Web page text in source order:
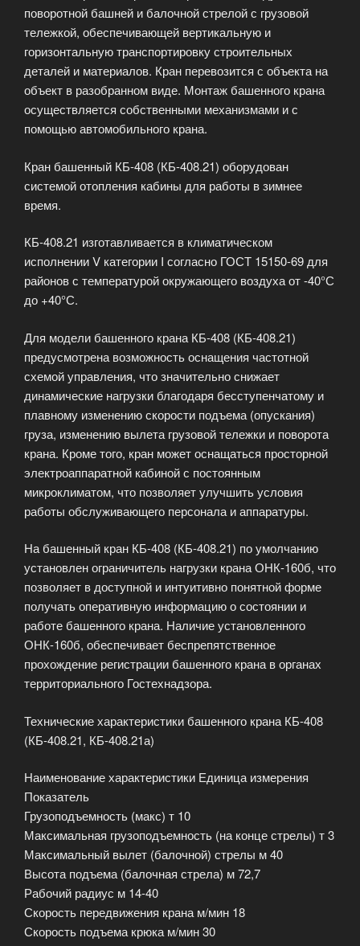
поворотной башней и балочной стрелой с грузовой
тележкой, обеспечивающей вертикальную и
горизонтальную транспортировку строительных
деталей и материалов. Кран перевозится с объекта на
объект в разобранном виде. Монтаж башенного крана
осуществляется собственными механизмами и с
помощью автомобильного крана.
Кран башенный КБ-408 (КБ-408.21) оборудован
системой отопления кабины для работы в зимнее
время.
КБ-408.21 изготавливается в климатическом
исполнении V категории I согласно ГОСТ 15150-69 для
районов с температурой окружающего воздуха от -40°С
до +40°С.
Для модели башенного крана КБ-408 (КБ-408.21)
предусмотрена возможность оснащения частотной
схемой управления, что значительно снижает
динамические нагрузки благодаря бесступенчатому и
плавному изменению скорости подъема (опускания)
груза, изменению вылета грузовой тележки и поворота
крана. Кроме того, кран может оснащаться просторной
электроаппаратной кабиной с постоянным
микроклиматом, что позволяет улучшить условия
работы обслуживающего персонала и аппаратуры.
На башенный кран КБ-408 (КБ-408.21) по умолчанию
установлен ограничитель нагрузки крана ОНК-160б, что
позволяет в доступной и интуитивно понятной форме
получать оперативную информацию о состоянии и
работе башенного крана. Наличие установленного
ОНК-160б, обеспечивает беспрепятственное
прохождение регистрации башенного крана в органах
территориального Гостехнадзора.
Технические характеристики башенного крана КБ-408
(КБ-408.21, КБ-408.21а)
Наименование характеристики Единица измерения
Показатель
Грузоподъемность (макс) т 10
Максимальная грузоподъемность (на конце стрелы) т 3
Максимальный вылет (балочной) стрелы м 40
Высота подъема (балочная стрела) м 72,7
Рабочий радиус м 14-40
Скорость передвижения крана м/мин 18
Скорость подъема крюка м/мин 30